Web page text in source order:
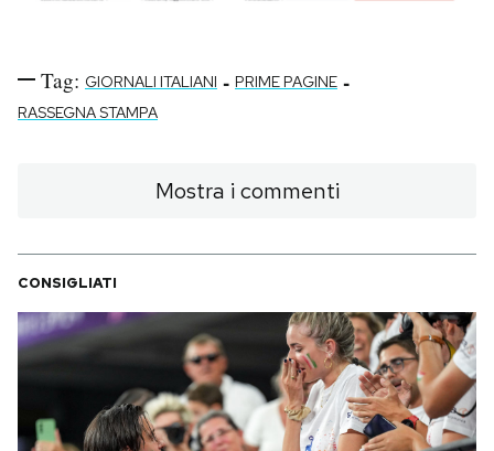
Tag: GIORNALI ITALIANI - PRIME PAGINE -
RASSEGNA STAMPA
Mostra i commenti
CONSIGLIATI